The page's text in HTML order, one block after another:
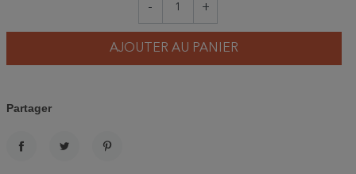
- +
AJOUTER AU PANIER
Partager